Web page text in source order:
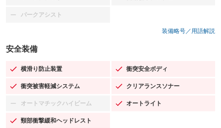
パークアシスト
：装備なし
装備略号／用語解説
安全装備
横滑り防止装置
：装備あり 衝突安全ボディ
：装備あり
衝突被害軽減システム
：装備あり クリアランスソナー
：装備あり
オートマチックハイビーム
：装備なし オートライト
：装備あり
頸部衝撃緩和ヘッドレスト
：装備あり